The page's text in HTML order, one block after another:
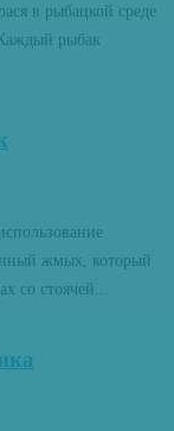
в рыбацкой среде
рыбак
жмых, который
со стоячей...